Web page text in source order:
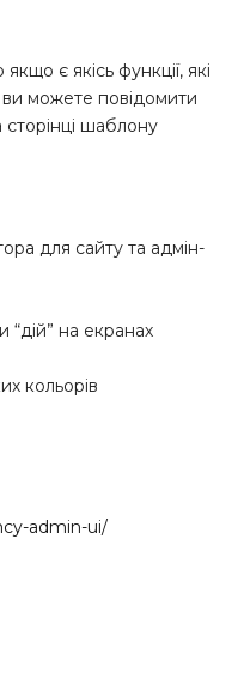
є якісь функції, які
можете повідомити
шаблону
для сайту та адмін-
“дій” на екранах
кольорів
admin-ui/